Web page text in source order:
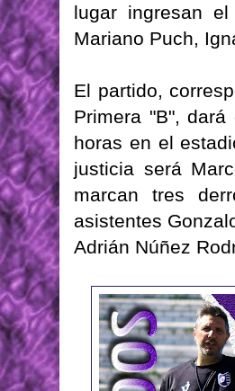
lugar ingresan el
Mariano Puch,
El partido,
Primera "B",
horas en el
justicia será
marcan tres
asistentes
Adrián Núñez